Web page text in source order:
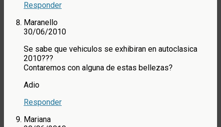
Responder
Maranello
30/06/2010
Se sabe que vehiculos se exhibiran en autoclasica
2010???
Contaremos con alguna de estas bellezas?
Adio
Responder
Mariana